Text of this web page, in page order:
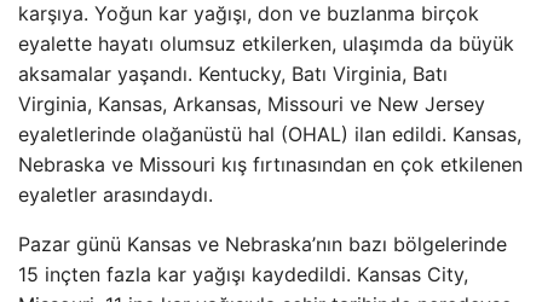
karşıya. Yoğun kar yağışı, don ve buzlanma birçok
eyalette hayatı olumsuz etkilerken, ulaşımda da büyük
aksamalar yaşandı. Kentucky, Batı Virginia, Batı
Virginia, Kansas, Arkansas, Missouri ve New Jersey
eyaletlerinde olağanüstü hal (OHAL) ilan edildi. Kansas,
Nebraska ve Missouri kış fırtınasından en çok etkilenen
eyaletler arasındaydı.
Pazar günü Kansas ve Nebraska’nın bazı bölgelerinde
15 inçten fazla kar yağışı kaydedildi. Kansas City,